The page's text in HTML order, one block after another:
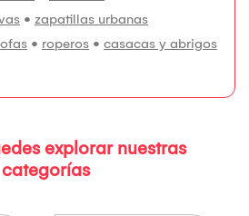
• zapatillas urbanas
• roperos • casacas y abrigos
explorar nuestras
categorías